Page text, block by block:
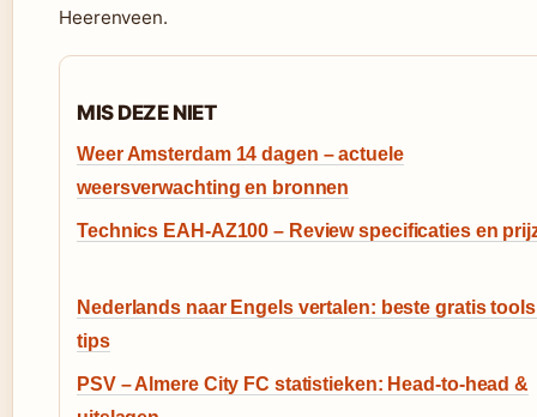
Heerenveen.
MIS DEZE NIET
Weer Amsterdam 14 dagen – actuele
weersverwachting en bronnen
Technics EAH-AZ100 – Review specificaties en
Nederlands naar Engels vertalen: beste gratis
tips
PSV – Almere City FC statistieken: Head-to-head &